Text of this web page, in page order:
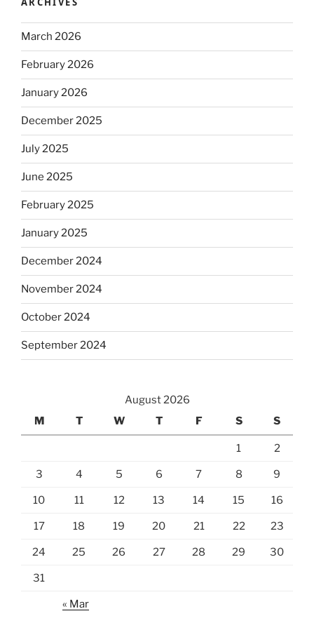
March 2026
February 2026
January 2026
December 2025
July 2025
June 2025
February 2025
January 2025
December 2024
November 2024
October 2024
September 2024
August 2026
M
T W T F S S
1 2
3 4 5 6 7 8 9
10 11 12 13 14 15 16
17 18 19 20 21 22 23
24 25 26 27 28 29 30
31
« Mar